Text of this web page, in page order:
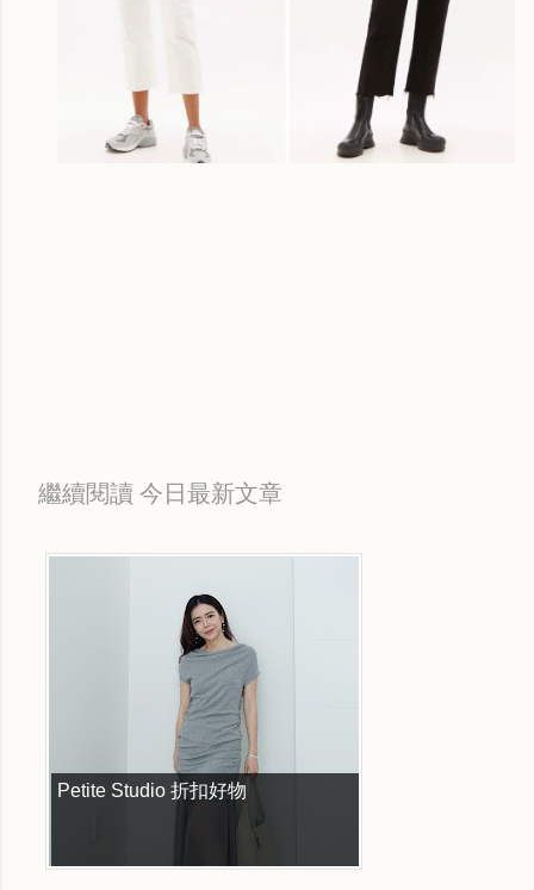
繼續閱讀 今日最新文章
Petite Studio 折扣好物